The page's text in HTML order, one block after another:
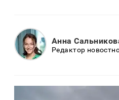
Анна
Редактор